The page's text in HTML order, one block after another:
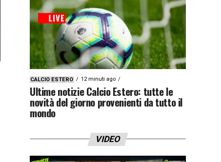
CALCIO ESTERO 12 minuti ago
Ultime notizie Calcio Estero: tutte le
novità del giorno provenienti da tutto il
mondo
VIDEO